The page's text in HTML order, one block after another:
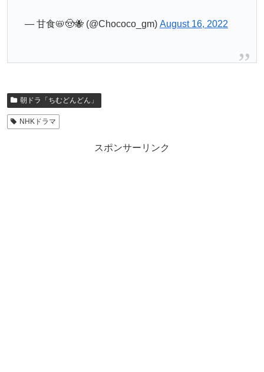
— 甘食📛🤠🐝 (@Chococo_gm) August 16, 2022
朝ドラ「ちむどんどん」
NHKドラマ
スポンサーリンク